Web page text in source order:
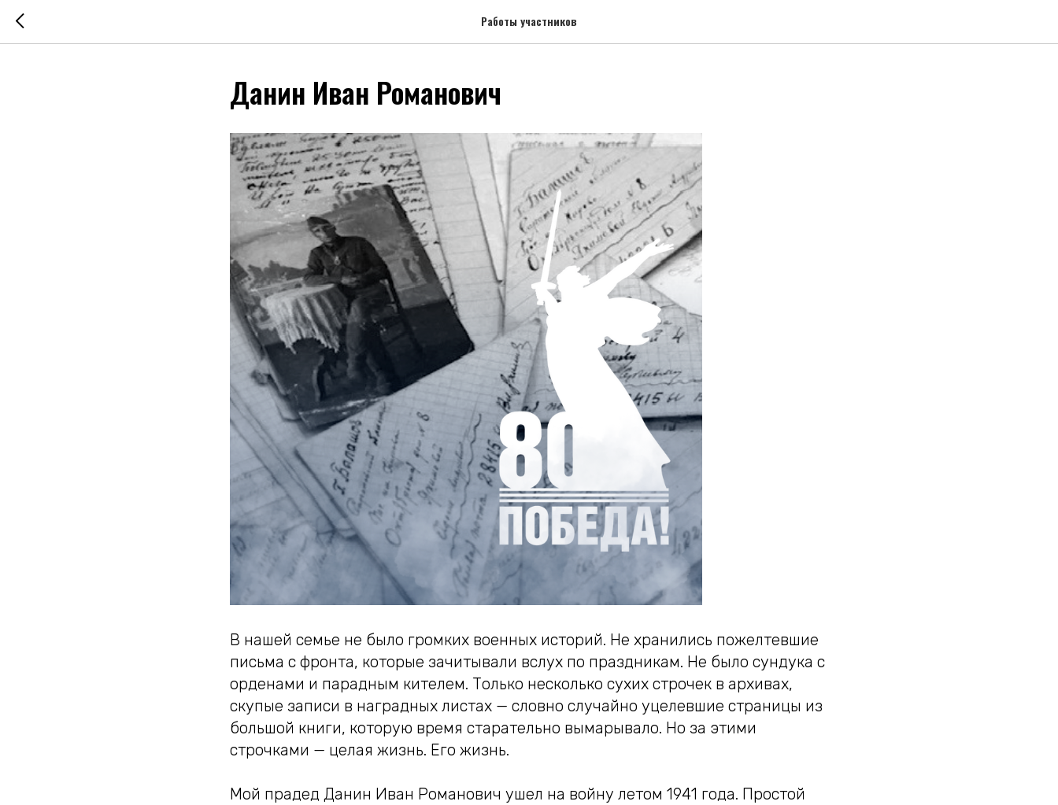
Работы участников
Данин Иван Романович
В нашей семье не было громких военных историй. Не хранились пожелтевшие
письма с фронта, которые зачитывали вслух по праздникам. Не было сундука с
орденами и парадным кителем. Только несколько сухих строчек в архивах,
скупые записи в наградных листах — словно случайно уцелевшие страницы из
большой книги, которую время старательно вымарывало. Но за этими
строчками — целая жизнь. Его жизнь.
Мой прадед Данин Иван Романович ушел на войну летом 1941 года. Простой